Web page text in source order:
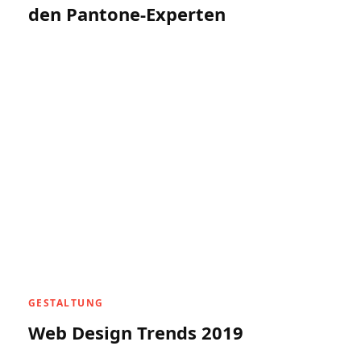
den Pantone-Experten
GESTALTUNG
Web Design Trends 2019